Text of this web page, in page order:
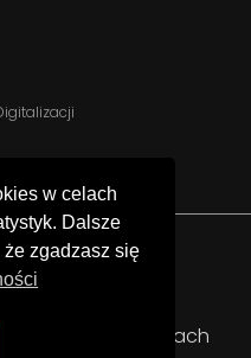
YouTube
w Kielcach
w celach
Dalsze
że zgadzasz się